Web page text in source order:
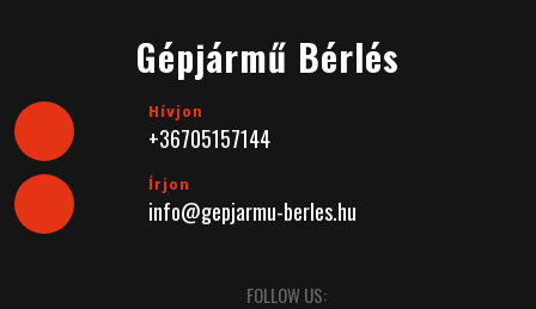
Gépjármű Bérlés
Hívjon
+36705157144
Írjon
info@gepjarmu-berles.hu
FOLLOW US: